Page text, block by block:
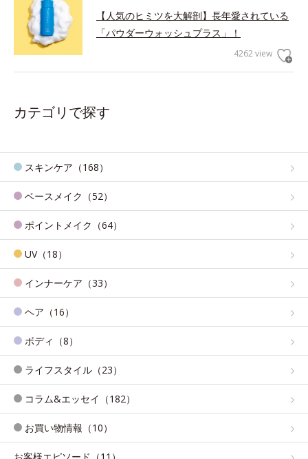
【人気のヒミツを大解剖】長年愛されている
「パウダーウォッシュプラス」！
4262 view
カテゴリで探す
スキンケア（168）
ベースメイク（52）
ポイントメイク（64）
UV（18）
インナーケア（33）
ヘア（16）
ボディ（8）
ライフスタイル（23）
コラム&エッセイ（182）
お買い物情報（10）